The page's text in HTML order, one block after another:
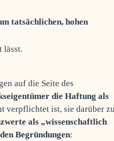
tatsächlichen, hohen
lässt.
auf die Seite des
die Haftung als
verpflichtet ist, sie darüber
als „wissenschaftlich
Begründungen: